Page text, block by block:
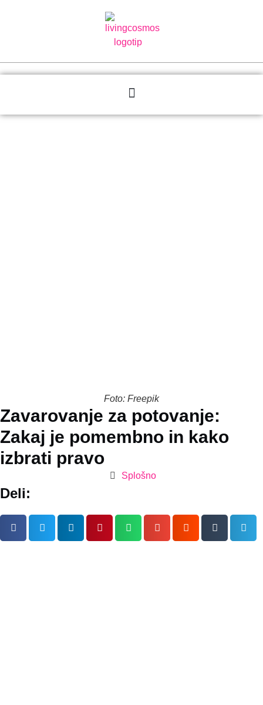
Zavarovanje za potovanje:
Zakaj je pomembno in kako
izbrati pravo
Splošno
Foto: Freepik
Deli: